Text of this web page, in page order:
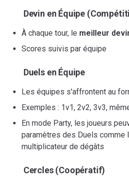
Devin en Équipe
À chaque tour, le meilleur
Scores suivis par équipe
Duels en Équipe
Les équipes s'affrontent au
Exemples : 1v1, 2v2, 3v3,
En mode Party, les joueurs
paramètres des Duels comme
multiplicateur de dégâts
Cercles (Coopératif)